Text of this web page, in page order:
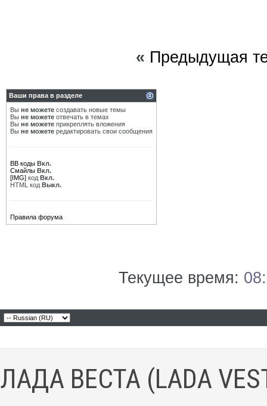
« Предыдущая
Ваши права в разделе
Вы не можете создавать новые темы
Вы не можете отвечать в темах
Вы не можете прикреплять вложения
Вы не можете редактировать свои сообщения
BB коды Вкл.
Смайлы Вкл.
[IMG] код Вкл.
HTML код Выкл.
Правила форума
Текущее время:
ЛАДА ВЕСТА (LADA